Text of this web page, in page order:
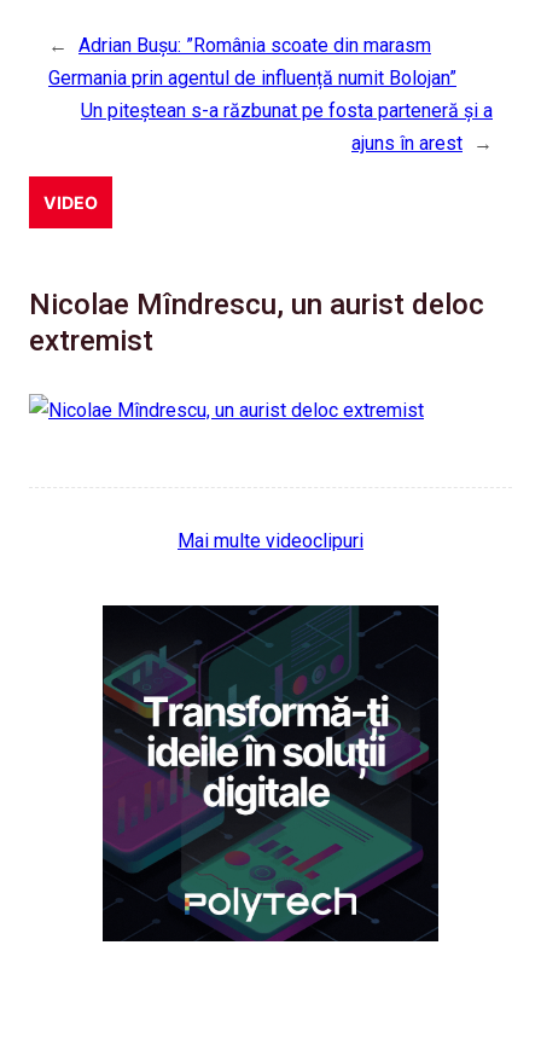
←
Adrian Bușu: ”România scoate din marasm
Germania prin agentul de influență numit Bolojan”
Un piteștean s-a răzbunat pe fosta parteneră și a
ajuns în arest
→
VIDEO
Nicolae Mîndrescu, un aurist deloc
extremist
Mai multe videoclipuri